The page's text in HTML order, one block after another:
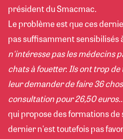
président du Smacmac.
Le problème est que ces
pas suffisamment sensibilisés
n'intéresse pas les médecins
chats à fouetter. Ils ont trop de
leur demander de faire 36
consultation pour 26,50
qui propose des formations de
dernier n'est toutefois pas